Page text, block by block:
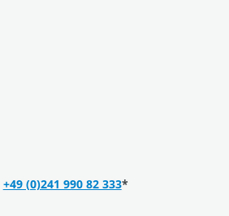
+49 (0)241 990 82 333*